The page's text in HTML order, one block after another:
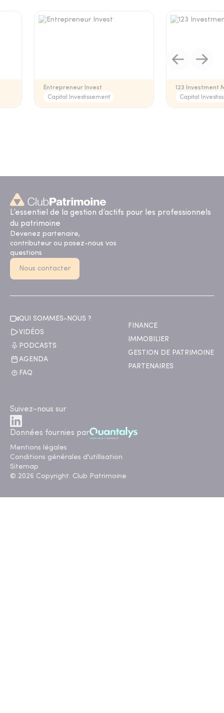
Entrepreneur Invest
Capital Investissement
123 Investment
Capital
L’essentiel de la gestion d’actifs pour les professionnels
du patrimoine
Devenez partenaire,
contributeur ou posez-nous vos
questions
Nous contacter
QUI SOMMES-NOUS ?
VIDÉOS
PODCASTS
AGENDA
FAQ
FINANCE
IMMOBILIER
GESTION DE PATRIMOINE
PARTENAIRES
Suivez-nous sur
Données fournies par
Mentions légales
Conditions générales d'utillisation
Sitemap
© 2026 Copyright. Club Patrimoine